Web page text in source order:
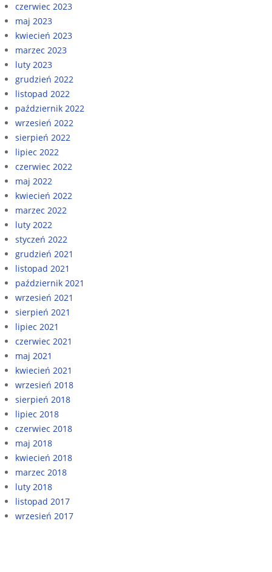
czerwiec 2023
maj 2023
kwiecień 2023
marzec 2023
luty 2023
grudzień 2022
listopad 2022
październik 2022
wrzesień 2022
sierpień 2022
lipiec 2022
czerwiec 2022
maj 2022
kwiecień 2022
marzec 2022
luty 2022
styczeń 2022
grudzień 2021
listopad 2021
październik 2021
wrzesień 2021
sierpień 2021
lipiec 2021
czerwiec 2021
maj 2021
kwiecień 2021
wrzesień 2018
sierpień 2018
lipiec 2018
czerwiec 2018
maj 2018
kwiecień 2018
marzec 2018
luty 2018
listopad 2017
wrzesień 2017